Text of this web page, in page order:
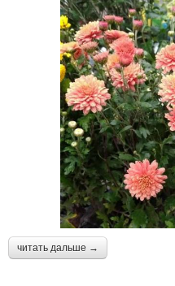
читать дальше →